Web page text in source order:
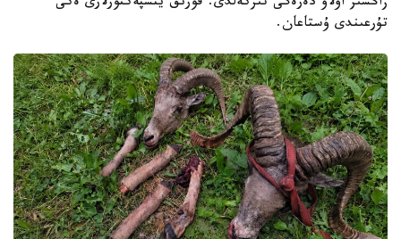
تۇرعىندى ۇستاعان.